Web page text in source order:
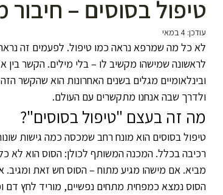
טיפול בסוסים –
עודכן: 4 במאי
לא כל מה שמרפא נראה כמו טיפול. לפעמים זה
לראשונה שמישהו מקשיב לו – בלי מילים. הקשר
ובינלאומיים מגלים בשנים האחרונות הוא שהקשר
ולדרך שבה אנחנו מתקשרים עם העולם.
מה זה בעצם "טיפול בסוסים"?
טיפול בסוסים הוא מונח רחב שמכסה כמה גישות
רכיבה בכלל. המכנה המשותף לכולן: הסוס הוא לא
מביא. אם מישהו מגיע מתוח – הסוס חש זאת ומגיב.
הסוס נמצא כמפחית מתחים נפשיים, מוריד לחץ דם